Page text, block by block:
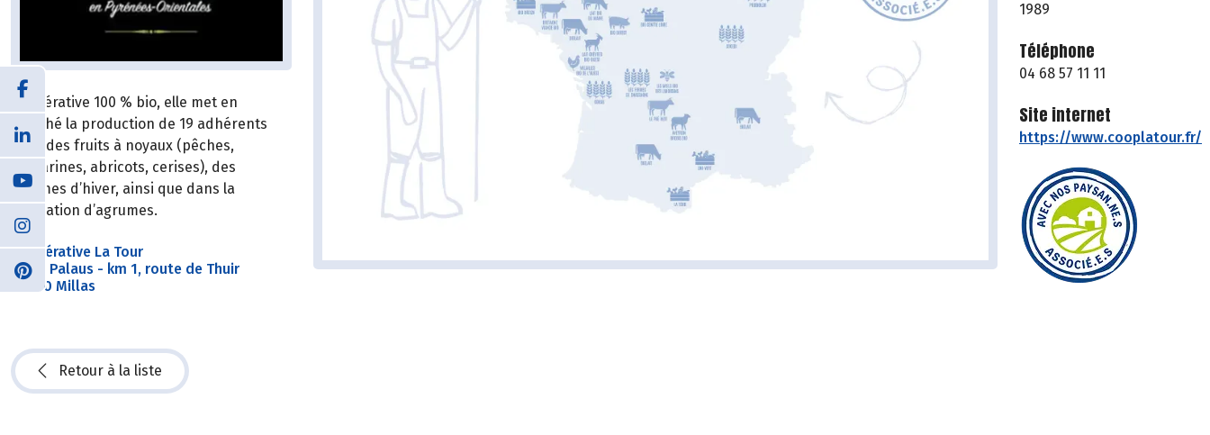
1989
Téléphone
04 68 57 11 11
Site internet
https://www.cooplatour.fr/
Coopérative 100 % bio, elle met en
marché la production de 19 adhérents
dont des fruits à noyaux (pêches,
nectarines, abricots, cerises), des
légumes d’hiver, ainsi que dans la
plantation d’agrumes.
Coopérative La Tour
A Los Palaus - km 1, route de Thuir
66170 Millas
Retour à la liste